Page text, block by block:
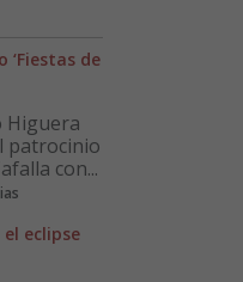
‘Fiestas de
Higuera
patrocinio
con...
eclipse